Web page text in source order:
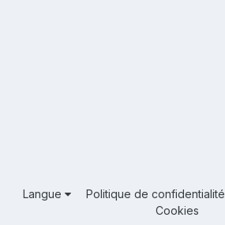
Langue Politique de confidentialité
Cookies